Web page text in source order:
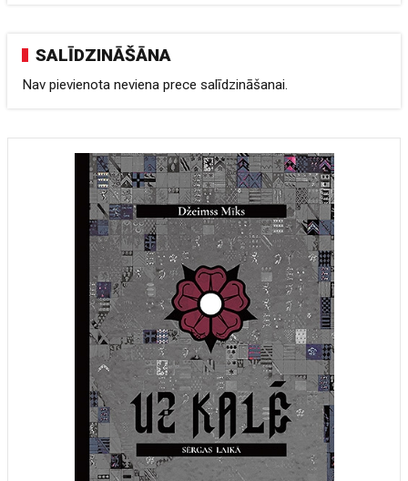
SALĪDZINĀŠĀNA
Nav pievienota neviena prece salīdzināšanai.